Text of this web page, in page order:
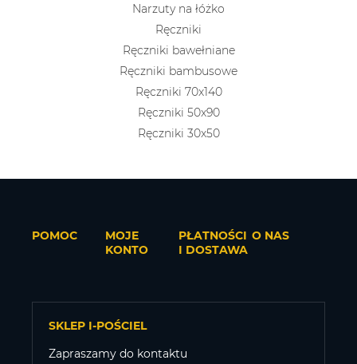
Narzuty na łóżko
Ręczniki
Ręczniki bawełniane
Ręczniki bambusowe
Ręczniki 70x140
Ręczniki 50x90
Ręczniki 30x50
POMOC
MOJE
KONTO
PŁATNOŚCI
I DOSTAWA
O NAS
SKLEP I-POŚCIEL
Zapraszamy do kontaktu